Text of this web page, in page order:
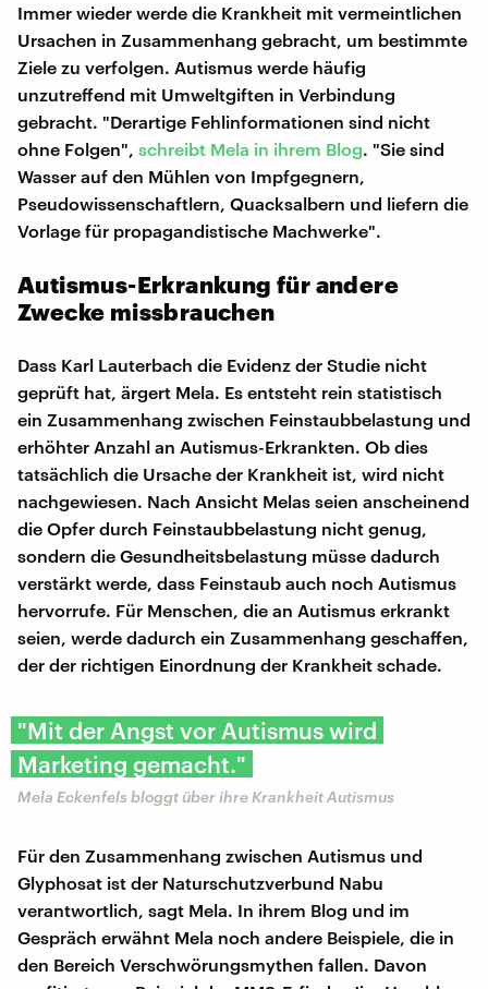
Immer wieder werde die Krankheit mit vermeintlichen
Ursachen in Zusammenhang gebracht, um bestimmte
Ziele zu verfolgen. Autismus werde häufig
unzutreffend mit Umweltgiften in Verbindung
gebracht. "Derartige Fehlinformationen sind nicht
ohne Folgen", schreibt Mela in ihrem Blog. "Sie sind
Wasser auf den Mühlen von Impfgegnern,
Pseudowissenschaftlern, Quacksalbern und liefern die
Vorlage für propagandistische Machwerke".
Autismus-Erkrankung für andere
Zwecke missbrauchen
Dass Karl Lauterbach die Evidenz der Studie nicht
geprüft hat, ärgert Mela. Es entsteht rein statistisch
ein Zusammenhang zwischen Feinstaubbelastung und
erhöhter Anzahl an Autismus-Erkrankten. Ob dies
tatsächlich die Ursache der Krankheit ist, wird nicht
nachgewiesen. Nach Ansicht Melas seien anscheinend
die Opfer durch Feinstaubbelastung nicht genug,
sondern die Gesundheitsbelastung müsse dadurch
verstärkt werde, dass Feinstaub auch noch Autismus
hervorrufe. Für Menschen, die an Autismus erkrankt
seien, werde dadurch ein Zusammenhang geschaffen,
der der richtigen Einordnung der Krankheit schade.
"Mit der Angst vor Autismus wird
Marketing gemacht."
Mela Eckenfels bloggt über ihre Krankheit Autismus
Für den Zusammenhang zwischen Autismus und
Glyphosat ist der Naturschutzverbund Nabu
verantwortlich, sagt Mela. In ihrem Blog und im
Gespräch erwähnt Mela noch andere Beispiele, die in
den Bereich Verschwörungsmythen fallen. Davon